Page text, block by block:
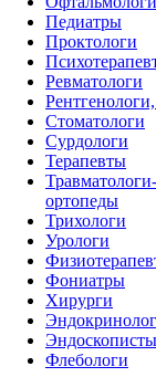
Педиатры
Проктологи
Ревматологи
Стоматологи
Сурдологи
Терапевты
Травматологи-
ортопеды
Трихологи
Урологи
Фониатры
Хирурги
Эндоскописты
Флебологи